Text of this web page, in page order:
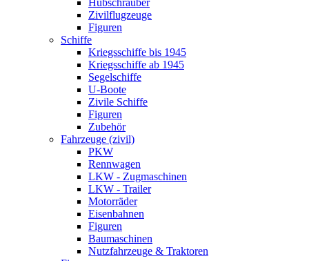
Hubschrauber
Zivilflugzeuge
Figuren
Schiffe
Kriegsschiffe bis 1945
Kriegsschiffe ab 1945
Segelschiffe
U-Boote
Zivile Schiffe
Figuren
Zubehör
Fahrzeuge (zivil)
PKW
Rennwagen
LKW - Zugmaschinen
LKW - Trailer
Motorräder
Eisenbahnen
Figuren
Baumaschinen
Nutzfahrzeuge & Traktoren